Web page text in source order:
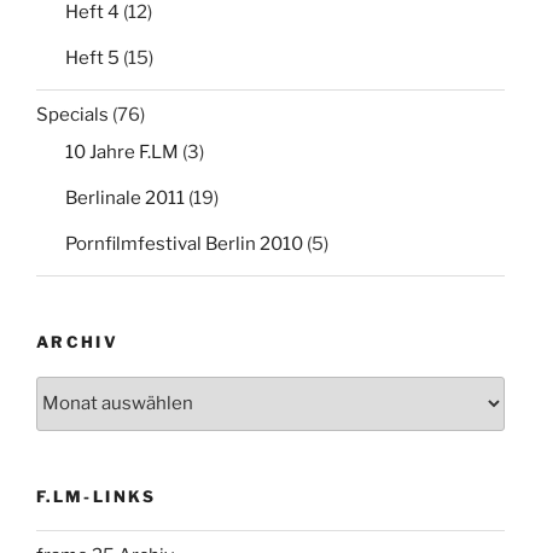
Heft 4 (12)
Heft 5 (15)
Specials (76)
10 Jahre F.LM (3)
Berlinale 2011 (19)
Pornfilmfestival Berlin 2010 (5)
ARCHIV
F.LM-LINKS